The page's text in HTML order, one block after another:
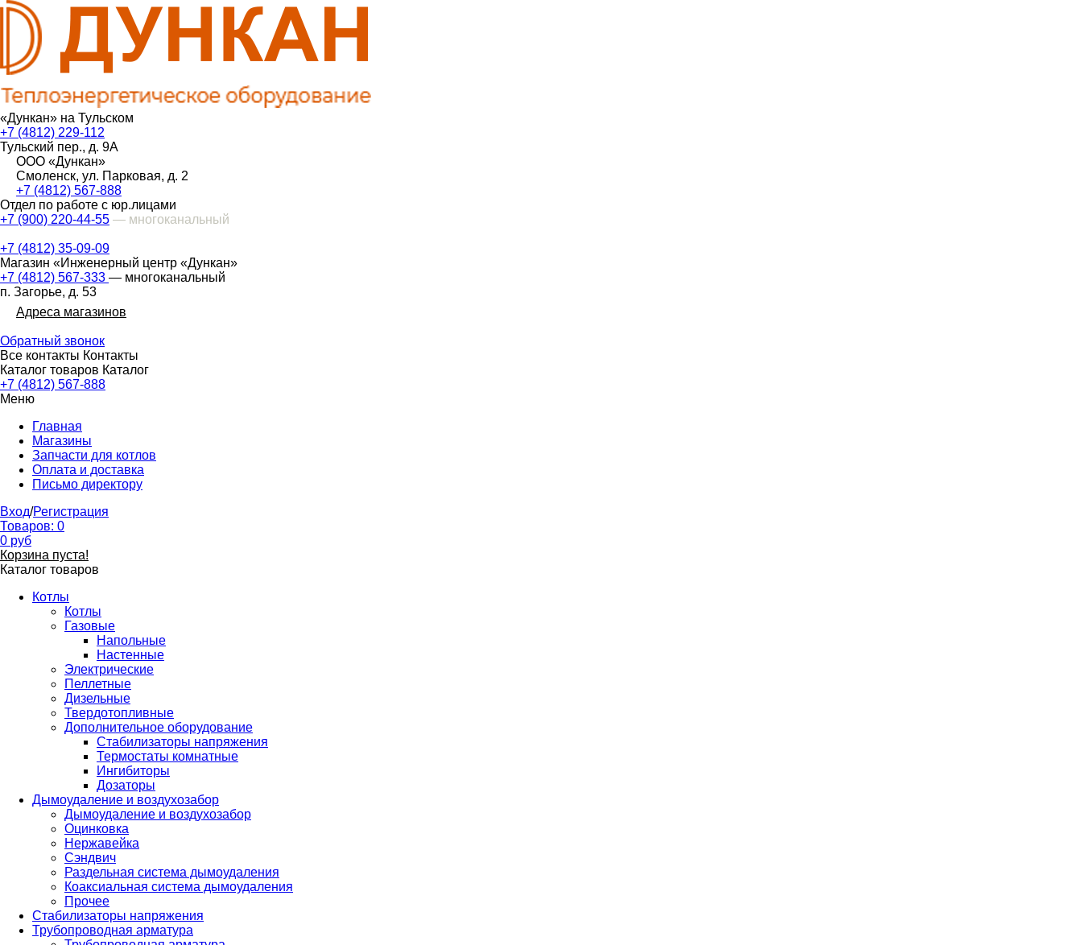
«Дункан» на Тульском
+7 (4812) 229-112
Тульский пер., д. 9А
ООО «Дункан»
Смоленск, ул. Парковая, д. 2
+7 (4812) 567-888
Отдел по работе с юр.лицами
+7 (900) 220-44-55 — многоканальный
+7 (4812) 35-09-09
Магазин «Инженерный центр «Дункан»
+7 (4812) 567-333 — многоканальный
п. Загорье, д. 53
Адреса магазинов
Обратный звонок
Все контакты Контакты
Каталог товаров Каталог
+7 (4812) 567-888
Меню
Главная
Магазины
Запчасти для котлов
Оплата и доставка
Письмо директору
Вход/Регистрация
Товаров: 0
0 руб
Корзина пуста!
Каталог товаров
Котлы
Котлы
Газовые
Напольные
Настенные
Электрические
Пеллетные
Дизельные
Твердотопливные
Дополнительное оборудование
Стабилизаторы напряжения
Термостаты комнатные
Ингибиторы
Дозаторы
Дымоудаление и воздухозабор
Дымоудаление и воздухозабор
Оцинковка
Нержавейка
Сэндвич
Раздельная система дымоудаления
Коаксиальная система дымоудаления
Прочее
Стабилизаторы напряжения
Трубопроводная арматура